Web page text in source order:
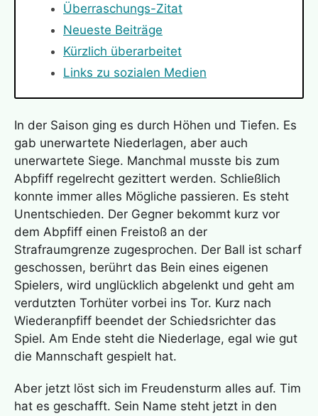
Überraschungs-Zitat
Neueste Beiträge
Kürzlich überarbeitet
Links zu sozialen Medien
In der Saison ging es durch Höhen und Tiefen. Es
gab unerwartete Niederlagen, aber auch
unerwartete Siege. Manchmal musste bis zum
Abpfiff regelrecht gezittert werden. Schließlich
konnte immer alles Mögliche passieren. Es steht
Unentschieden. Der Gegner bekommt kurz vor
dem Abpfiff einen Freistoß an der
Strafraumgrenze zugesprochen. Der Ball ist scharf
geschossen, berührt das Bein eines eigenen
Spielers, wird unglücklich abgelenkt und geht am
verdutzten Torhüter vorbei ins Tor. Kurz nach
Wiederanpfiff beendet der Schiedsrichter das
Spiel. Am Ende steht die Niederlage, egal wie gut
die Mannschaft gespielt hat.
Aber jetzt löst sich im Freudensturm alles auf. Tim
hat es geschafft. Sein Name steht jetzt in den